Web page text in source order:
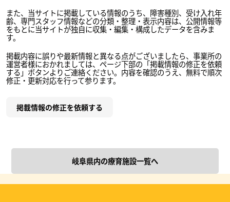
また、当サイトに掲載している情報のうち、障害種別、受け入れ年
齢、専門スタッフ情報などの分類・整理・表示内容は、公開情報等
をもとに当サイトが独自に収集・編集・構成したデータを含みま
す。
掲載内容に誤りや最新情報と異なる点がございましたら、事業所の
運営者様におかれましては、ページ下部の「掲載情報の修正を依頼
する」ボタンよりご連絡ください。内容を確認のうえ、無料で順次
修正・更新対応を行って参ります。
掲載情報の修正を依頼する
岐阜県内の療育施設一覧へ